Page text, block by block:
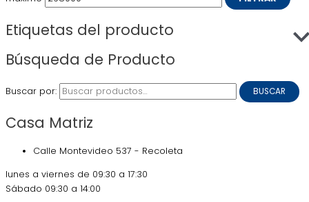
Etiquetas del producto
Búsqueda de Producto
Buscar por: BUSCAR
Casa Matriz
Calle Montevideo 537 - Recoleta
lunes a viernes de 09:30 a 17:30
Sábado 09:30 a 14:00